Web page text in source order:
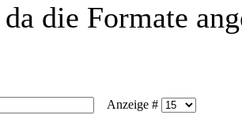
die Formate
Anzeige #